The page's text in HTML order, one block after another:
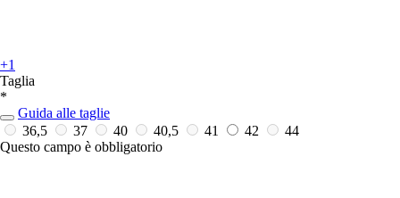
+1
Taglia
*
Guida alle taglie
36,5
37 40 40,5 41 42
44
Questo campo è obbligatorio